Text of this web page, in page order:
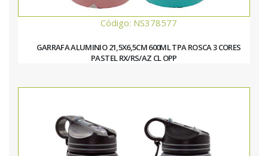
Código: NS378577
GARRAFA ALUMINIO 21,5X6,5CM 600ML TPA ROSCA 3 CORES
PASTEL RX/RS/AZ CL OPP